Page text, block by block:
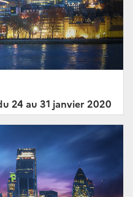
24 au 31 janvier 2020